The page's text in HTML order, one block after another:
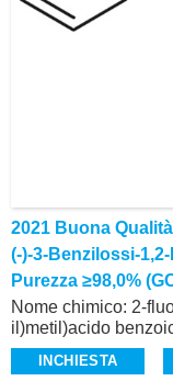
2021 Buona
(-)-3-Benzilossi-
Purezza ≥98,0%
Nome chimico: 2-
il)metil)acido
CAS: 763114-26-7
Purezza: ≥98,0%
INCHIESTA